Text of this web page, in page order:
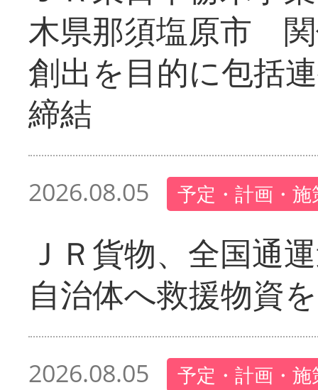
木県那須塩原市
創出を目的に包括
締結
2026.08.05 予定・計画・施
ＪＲ貨物、全国通
自治体へ救援物資
2026.08.05 予定・計画・施